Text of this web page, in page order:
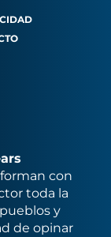
con
toda la
y
de opinar